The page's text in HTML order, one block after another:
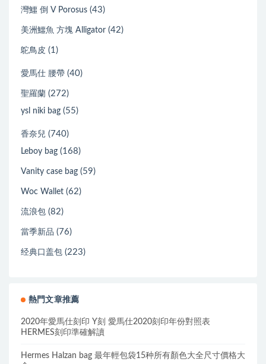
灣鱷 倒 V Porosus (43)
美洲鱷魚 方塊 Alligator (42)
鴕鳥皮 (1)
愛馬仕 腰帶 (40)
聖羅蘭 (272)
ysl niki bag (55)
香奈兒 (740)
Leboy bag (168)
Vanity case bag (59)
Woc Wallet (62)
流浪包 (82)
當季新品 (76)
经典口盖包 (223)
熱門文章推薦
2020年愛馬仕刻印 Y刻 愛馬仕2020刻印年份對照表
HERMES刻印準確解讀
Hermes Halzan bag 最年輕包袋15种所有顏色大全尺寸價格大